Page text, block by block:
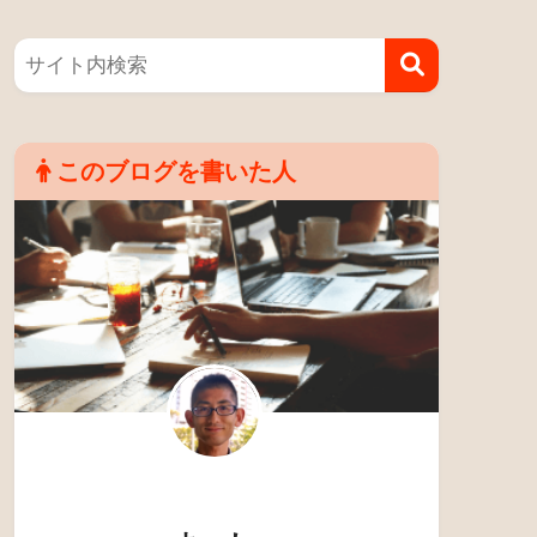
このブログを書いた人